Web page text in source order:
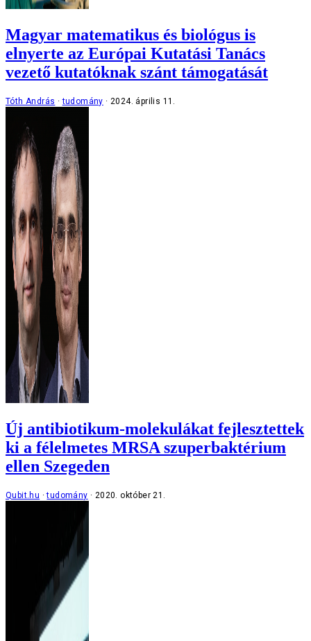
Magyar matematikus és biológus is
elnyerte az Európai Kutatási Tanács
vezető kutatóknak szánt támogatását
Tóth András tudomány 2024. április 11.
Új antibiotikum-molekulákat fejlesztettek
ki a félelmetes MRSA szuperbaktérium
ellen Szegeden
Qubit.hu tudomány 2020. október 21.